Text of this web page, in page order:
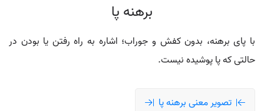
برهنه پا
با پای برهنه، بدون کفش و جوراب؛ اشاره به راه رفتن یا بودن در
حالتی که پا پوشیده نیست.
تصویر معنی برهنه پا